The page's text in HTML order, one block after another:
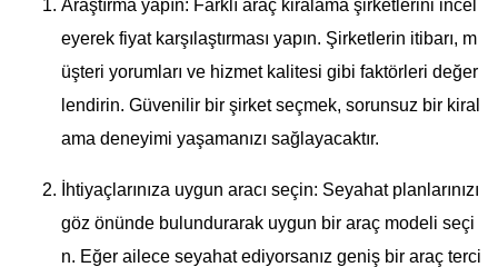
Araştırma yapın: Farklı araç kiralama şirketlerini incel
eyerek fiyat karşılaştırması yapın. Şirketlerin itibarı, m
üşteri yorumları ve hizmet kalitesi gibi faktörleri değer
lendirin. Güvenilir bir şirket seçmek, sorunsuz bir kiral
ama deneyimi yaşamanızı sağlayacaktır.
İhtiyaçlarınıza uygun aracı seçin: Seyahat planlarınızı
göz önünde bulundurarak uygun bir araç modeli seçi
n. Eğer ailece seyahat ediyorsanız geniş bir araç terci